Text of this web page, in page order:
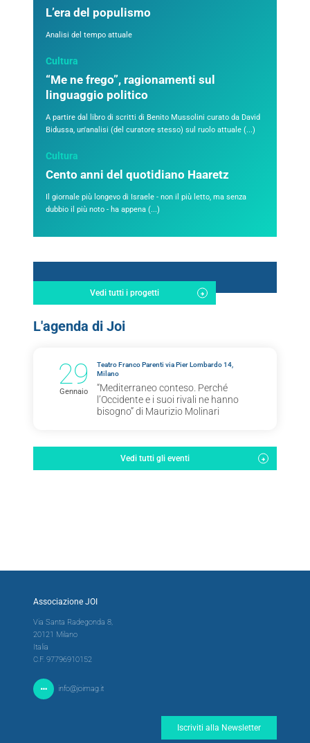
L’era del populismo
Analisi del tempo attuale
Cultura
“Me ne frego”, ragionamenti sul
linguaggio politico
A partire dal libro di scritti di Benito Mussolini curato da David
Bidussa, un'analisi (del curatore stesso) sul ruolo attuale (...)
Cultura
Cento anni del quotidiano Haaretz
Il giornale più longevo di Israele - non il più letto, ma senza
dubbio il più noto - ha appena (...)
Vedi tutti i progetti
L'agenda di Joi
29
Gennaio
Teatro Franco Parenti via Pier Lombardo 14,
Milano
“Mediterraneo conteso. Perché
l’Occidente e i suoi rivali ne hanno
bisogno” di Maurizio Molinari
Vedi tutti gli eventi
Associazione JOI
Via Santa Radegonda 8,
20121 Milano
Italia
C.F. 97796910152
info@joimag.it
Iscriviti alla Newsletter